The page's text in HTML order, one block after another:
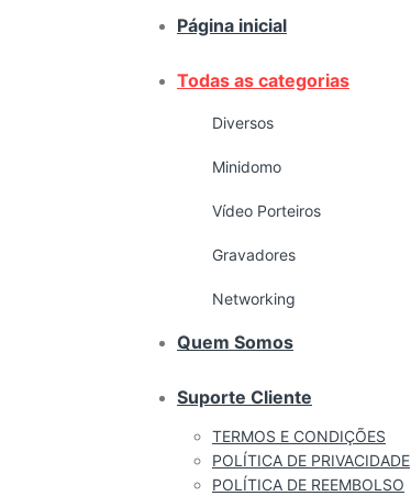
Página inicial
Todas as categorias
Diversos
Minidomo
Vídeo Porteiros
Gravadores
Networking
Quem Somos
Suporte Cliente
TERMOS E CONDIÇÕES
POLÍTICA DE PRIVACIDADE
POLÍTICA DE REEMBOLSO